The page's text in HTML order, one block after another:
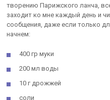
творению Парижского ланча,
заходит ко мне каждый день и
сообщения, даже если только
начнем:
400 гр муки
200 мл воды
10 г дрожжей
соли